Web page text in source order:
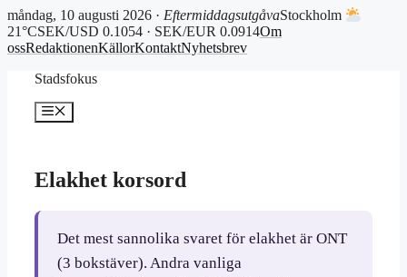
måndag, 10 augusti 2026 · EftermiddagsutgåvaStockholm
21°CSEK/USD 0.1054 · SEK/EUR 0.0914Om
ossRedaktionenKällorKontaktNyhetsbrev
Stadsfokus
Meny
Elakhet korsord
Det mest sannolika svaret för elakhet är ONT
(3 bokstäver). Andra vanliga